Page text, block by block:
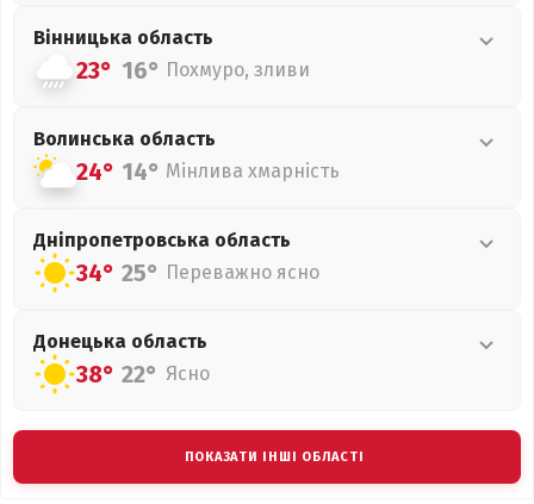
Вінницька область
23° 16° Похмуро, зливи
Волинська область
24° 14° Мінлива хмарність
Дніпропетровська область
34° 25° Переважно ясно
Донецька область
38° 22° Ясно
ПОКАЗАТИ ІНШІ ОБЛАСТІ